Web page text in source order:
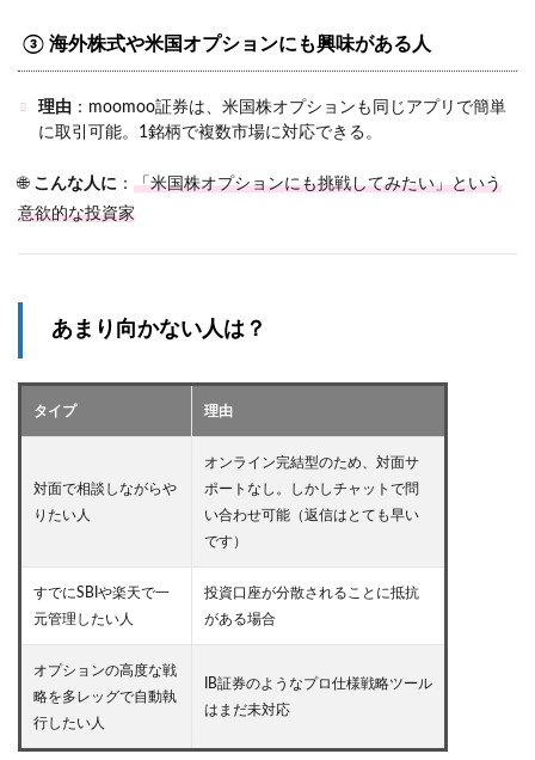
③ 海外株式や米国オプションにも興味がある人
理由 ：moomoo証券は、米国株オプションも同じアプリで簡単
に取引可能。1銘柄で複数市場に対応できる。
🌐 こんな人に ： 「米国株オプションにも挑戦してみたい」という
意欲的な投資家
あまり向かない人は？
タイプ 理由
対面で相談しながらや
りたい人
オンライン完結型のため、対面サ
ポートなし。しかしチャットで問
い合わせ可能（返信はとても早い
です）
すでにSBIや楽天で一
元管理したい人
投資口座が分散されることに抵抗
がある場合
オプションの高度な戦
略を多レッグで自動執
行したい人
IB証券のようなプロ仕様戦略ツール
はまだ未対応